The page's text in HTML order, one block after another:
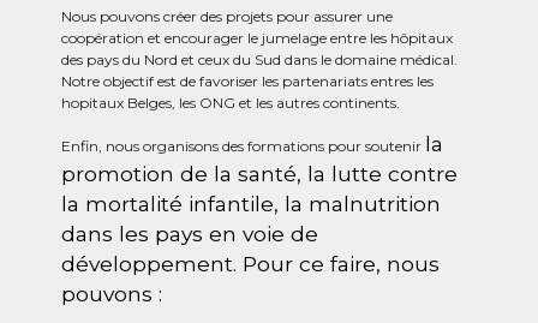
Nous pouvons créer des projets pour assurer une
coopération et encourager le jumelage entre les hôpitaux
des pays du Nord et ceux du Sud dans le domaine médical.
Notre objectif est de favoriser les partenariats entres les
hopitaux Belges, les ONG et les autres continents.
Enfin, nous organisons des formations pour soutenir la
promotion de la santé, la lutte contre
la mortalité infantile, la malnutrition
dans les pays en voie de
développement. Pour ce faire, nous
pouvons :